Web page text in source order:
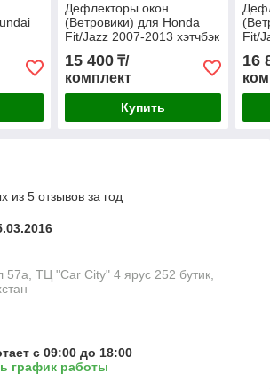
Дефлекторы окон
(Ветровики) для Honda
Fit/Jazz 2007-2013 хэтчбэк
с металлическим
молдингом
15 400₸/
комплект
Купить
Fit/
16
из 5 отзывов за год
57а, ТЦ "Car Сity" 4 ярус 252 бутик,
с 09:00 до 18:00
график работы